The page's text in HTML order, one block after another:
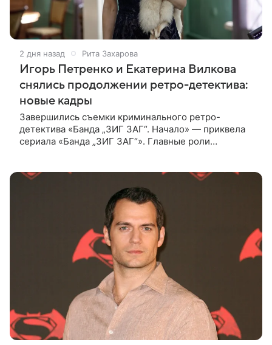
2 дня назад Рита Захарова
Игорь Петренко и Екатерина Вилкова
снялись продолжении ретро-детектива:
новые кадры
Завершились съемки криминального ретро-
детектива «Банда „ЗИГ ЗАГ“. Начало» — приквела
сериала «Банда „ЗИГ ЗАГ“». Главные роли